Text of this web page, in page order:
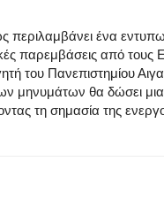
περιλαμβάνει ένα
παρεμβάσεις από
του Πανεπιστημίου
μηνυμάτων θα δώσει
τη σημασία της